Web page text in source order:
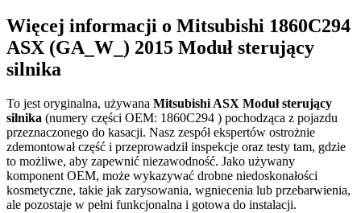
Więcej informacji o Mitsubishi 1860C294
ASX (GA_W_) 2015 Moduł sterujący
silnika
To jest oryginalna, używana Mitsubishi ASX Moduł sterujący
silnika (numery części OEM: 1860C294 ) pochodząca z pojazdu
przeznaczonego do kasacji. Nasz zespół ekspertów ostrożnie
zdemontował część i przeprowadził inspekcje oraz testy tam, gdzie
to możliwe, aby zapewnić niezawodność. Jako używany
komponent OEM, może wykazywać drobne niedoskonałości
kosmetyczne, takie jak zarysowania, wgniecenia lub przebarwienia,
ale pozostaje w pełni funkcjonalna i gotowa do instalacji.